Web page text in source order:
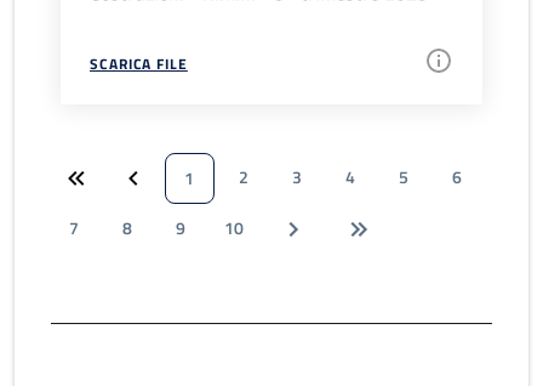
SCARICA FILE
1 2 3 4 5
6
7
8 9 10